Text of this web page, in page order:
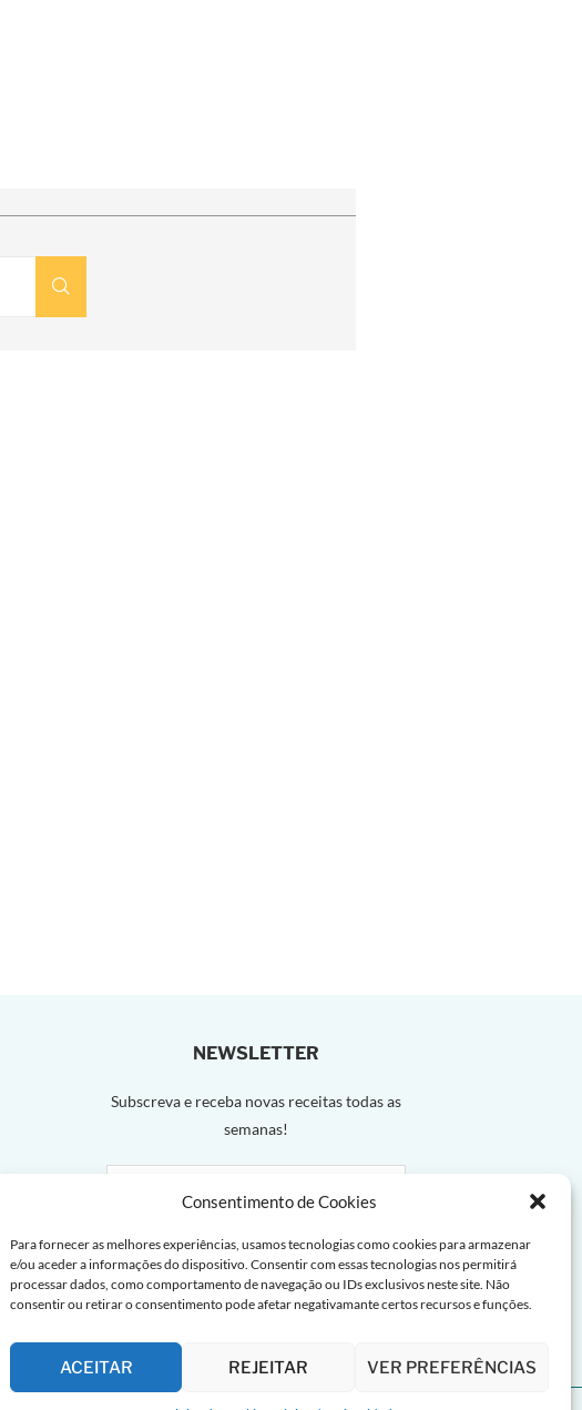
Consentimento de Cookies
Para fornecer as melhores experiências, usamos tecnologias como cookies para armazenar
e/ou aceder a informações do dispositivo. Consentir com essas tecnologias nos permitirá
processar dados, como comportamento de navegação ou IDs exclusivos neste site. Não
consentir ou retirar o consentimento pode afetar negativamante certos recursos e funções.
ACEITAR REJEITAR VER PREFERÊNCIAS
NEWSLETTER
Subscreva e receba novas receitas todas as
semanas!